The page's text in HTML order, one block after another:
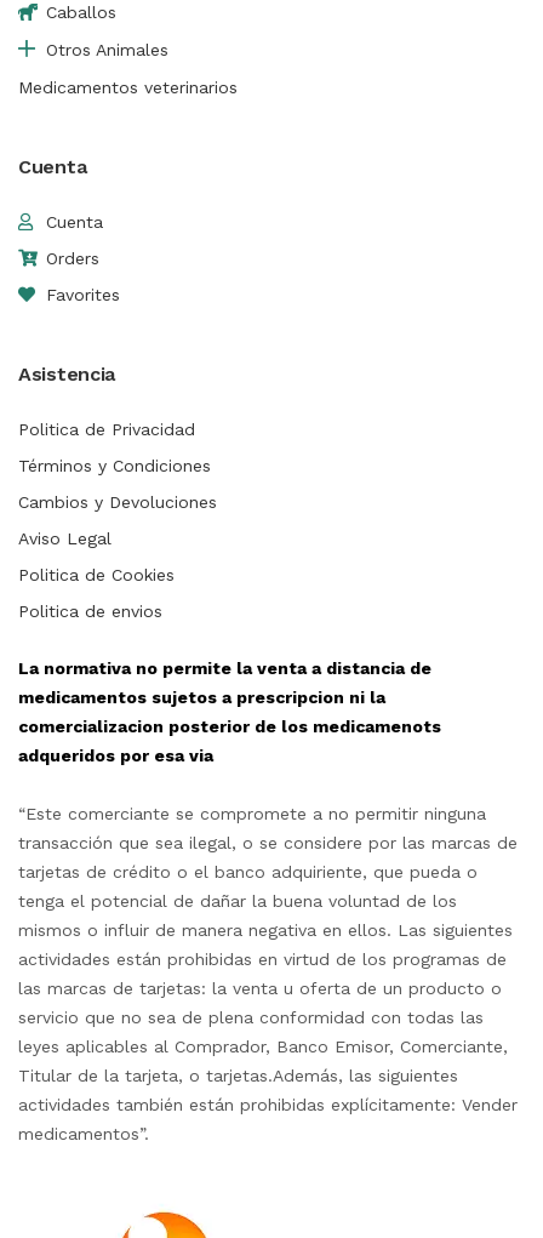
Caballos
Otros Animales
Medicamentos veterinarios
Cuenta
Cuenta
Orders
Favorites
Asistencia
Politica de Privacidad
Términos y Condiciones
Cambios y Devoluciones
Aviso Legal
Politica de Cookies
Politica de envios
La normativa no permite la venta a distancia de
medicamentos sujetos a prescripcion ni la
comercializacion posterior de los medicamenots
adqueridos por esa via
“Este comerciante se compromete a no permitir ninguna
transacción que sea ilegal, o se considere por las marcas de
tarjetas de crédito o el banco adquiriente, que pueda o
tenga el potencial de dañar la buena voluntad de los
mismos o influir de manera negativa en ellos. Las siguientes
actividades están prohibidas en virtud de los programas de
las marcas de tarjetas: la venta u oferta de un producto o
servicio que no sea de plena conformidad con todas las
leyes aplicables al Comprador, Banco Emisor, Comerciante,
Titular de la tarjeta, o tarjetas.Además, las siguientes
actividades también están prohibidas explícitamente: Vender
medicamentos”.